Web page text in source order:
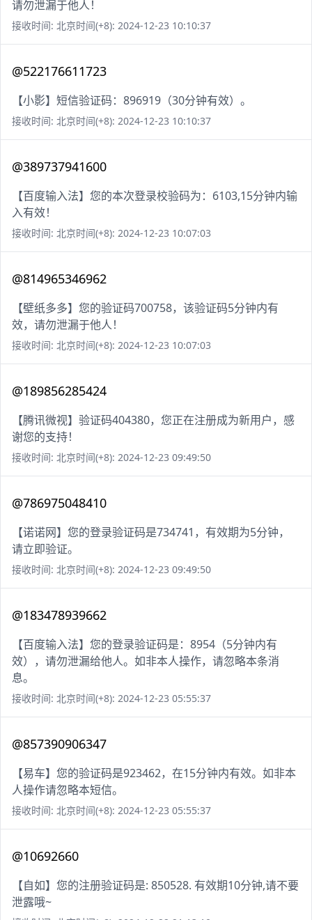
请勿泄漏于他人！
接收时间: 北京时间(+8): 2024-12-23 10:10:37
@522176611723
【小影】短信验证码：896919（30分钟有效）。
接收时间: 北京时间(+8): 2024-12-23 10:10:37
@389737941600
【百度输入法】您的本次登录校验码为：6103,15分钟内输
入有效！
接收时间: 北京时间(+8): 2024-12-23 10:07:03
@814965346962
【壁纸多多】您的验证码700758，该验证码5分钟内有
效，请勿泄漏于他人！
接收时间: 北京时间(+8): 2024-12-23 10:07:03
@189856285424
【腾讯微视】验证码404380，您正在注册成为新用户，感
谢您的支持！
接收时间: 北京时间(+8): 2024-12-23 09:49:50
@786975048410
【诺诺网】您的登录验证码是734741，有效期为5分钟，
请立即验证。
接收时间: 北京时间(+8): 2024-12-23 09:49:50
@183478939662
【百度输入法】您的登录验证码是：8954（5分钟内有
效），请勿泄漏给他人。如非本人操作，请忽略本条消
息。
接收时间: 北京时间(+8): 2024-12-23 05:55:37
@857390906347
【易车】您的验证码是923462，在15分钟内有效。如非本
人操作请忽略本短信。
接收时间: 北京时间(+8): 2024-12-23 05:55:37
@10692660
【自如】您的注册验证码是: 850528. 有效期10分钟,请不要
泄露哦~